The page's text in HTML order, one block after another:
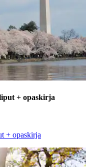
+ opaskirja
+ opaskirja